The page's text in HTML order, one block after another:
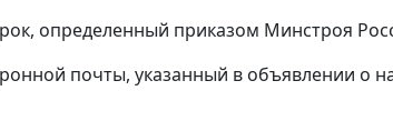
определенный приказом Минстроя
почты, указанный в объявлении о